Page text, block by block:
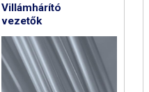
Villámhárító
vezetők